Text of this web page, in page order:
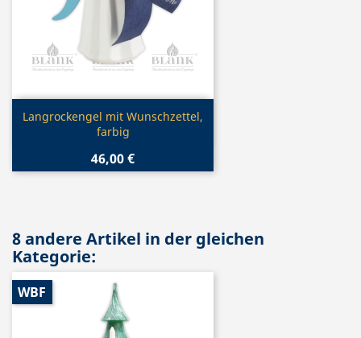
Vorschau
Langrockengel mit Wunschzettel,
farbig
46,00 €
8 andere Artikel in der gleichen
Kategorie:
WBF